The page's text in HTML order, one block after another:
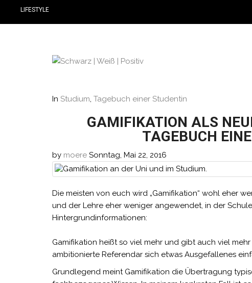
LIFESTYLE
In Studium, Tagebuch einer Studentin
GAMIFIKATION ALS
TAGEBUCH
by moere Sonntag, Mai 22, 2016
Die meisten von euch wird „Gamifikation“ wohl eher
und der Lehre eher weniger angewendet, in der
Hintergrundinformationen:
Gamifikation heißt so viel mehr und gibt auch viel
ambitionierte Referendar sich etwas Ausgefallenes
Grundlegend meint Gamifikation die Übertragung